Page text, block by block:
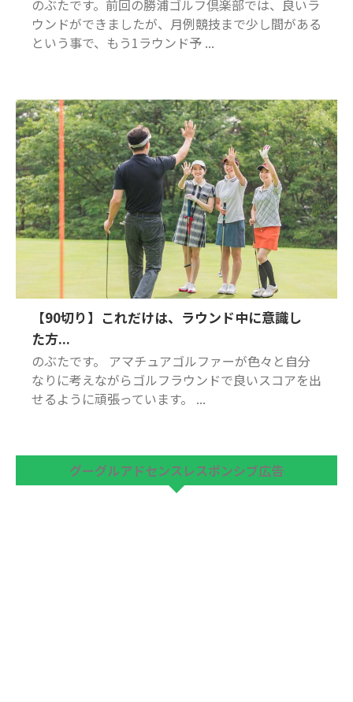
のぶたです。前回の勝浦ゴルフ倶楽部では、良いラ
ウンドができましたが、月例競技まで少し間がある
という事で、もう1ラウンド予 ...
【90切り】これだけは、ラウンド中に意識し
た方...
のぶたです。 アマチュアゴルファーが色々と自分
なりに考えながらゴルフラウンドで良いスコアを出
せるように頑張っています。 ...
グーグルアドセンスレスポンシブ広告